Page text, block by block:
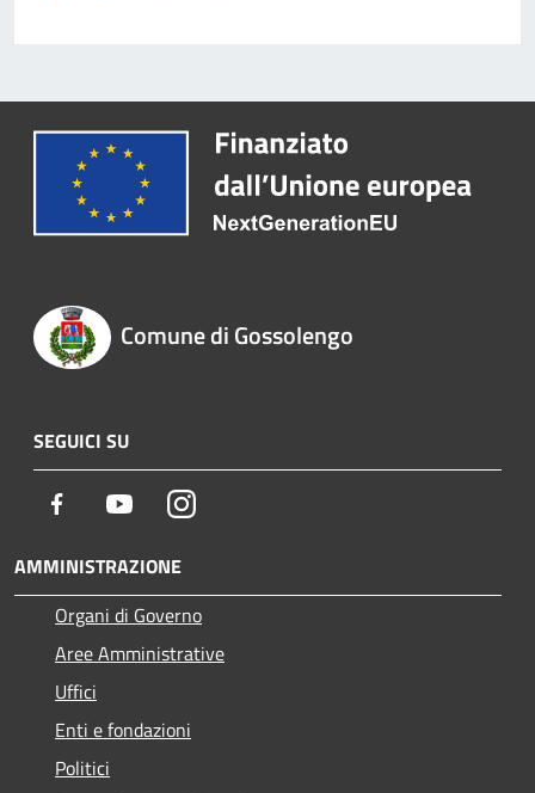
Comune di Gossolengo
SEGUICI SU
Facebook YoutubeInstagram
AMMINISTRAZIONE
Organi di Governo
Aree Amministrative
Uffici
Enti e fondazioni
Politici